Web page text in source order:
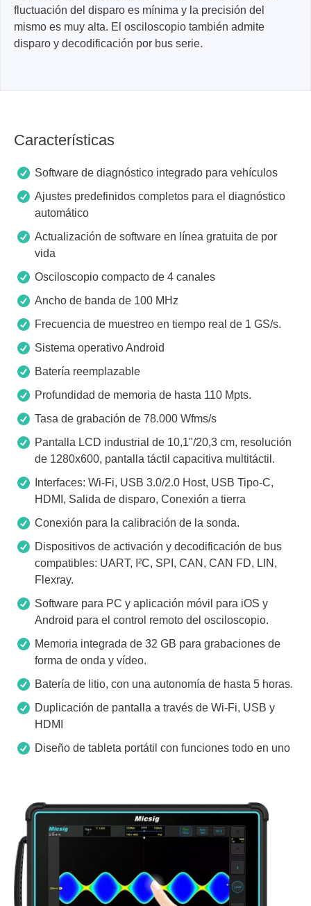
fluctuación del disparo es mínima y la precisión del
mismo es muy alta. El osciloscopio también admite
disparo y decodificación por bus serie.
Características
Software de diagnóstico integrado para vehículos
Ajustes predefinidos completos para el diagnóstico
automático
Actualización de software en línea gratuita de por
vida
Osciloscopio compacto de 4 canales
Ancho de banda de 100 MHz
Frecuencia de muestreo en tiempo real de 1 GS/s.
Sistema operativo Android
Batería reemplazable
Profundidad de memoria de hasta 110 Mpts.
Tasa de grabación de 78.000 Wfms/s
Pantalla LCD industrial de 10,1"/20,3 cm, resolución
de 1280x600, pantalla táctil capacitiva multitáctil.
Interfaces: Wi-Fi, USB 3.0/2.0 Host, USB Tipo-C,
HDMI, Salida de disparo, Conexión a tierra
Conexión para la calibración de la sonda.
Dispositivos de activación y decodificación de bus
compatibles: UART, I²C, SPI, CAN, CAN FD, LIN,
Flexray.
Software para PC y aplicación móvil para iOS y
Android para el control remoto del osciloscopio.
Memoria integrada de 32 GB para grabaciones de
forma de onda y vídeo.
Batería de litio, con una autonomía de hasta 5 horas.
Duplicación de pantalla a través de Wi-Fi, USB y
HDMI
Diseño de tableta portátil con funciones todo en uno